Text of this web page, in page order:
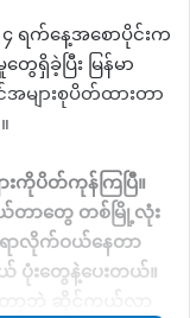
ရက်နေ့အစောပိုင်းက
ပြီး မြန်မာ
များစုပိတ်ထားတာ
ကိုပိတ်ကုန်ကြပြီ။
ာတွေ တစ်မြို့လုံး
ာလိုက်ဝယ်နေတာ
ပုံးတွေနဲ့ပေးတယ်။